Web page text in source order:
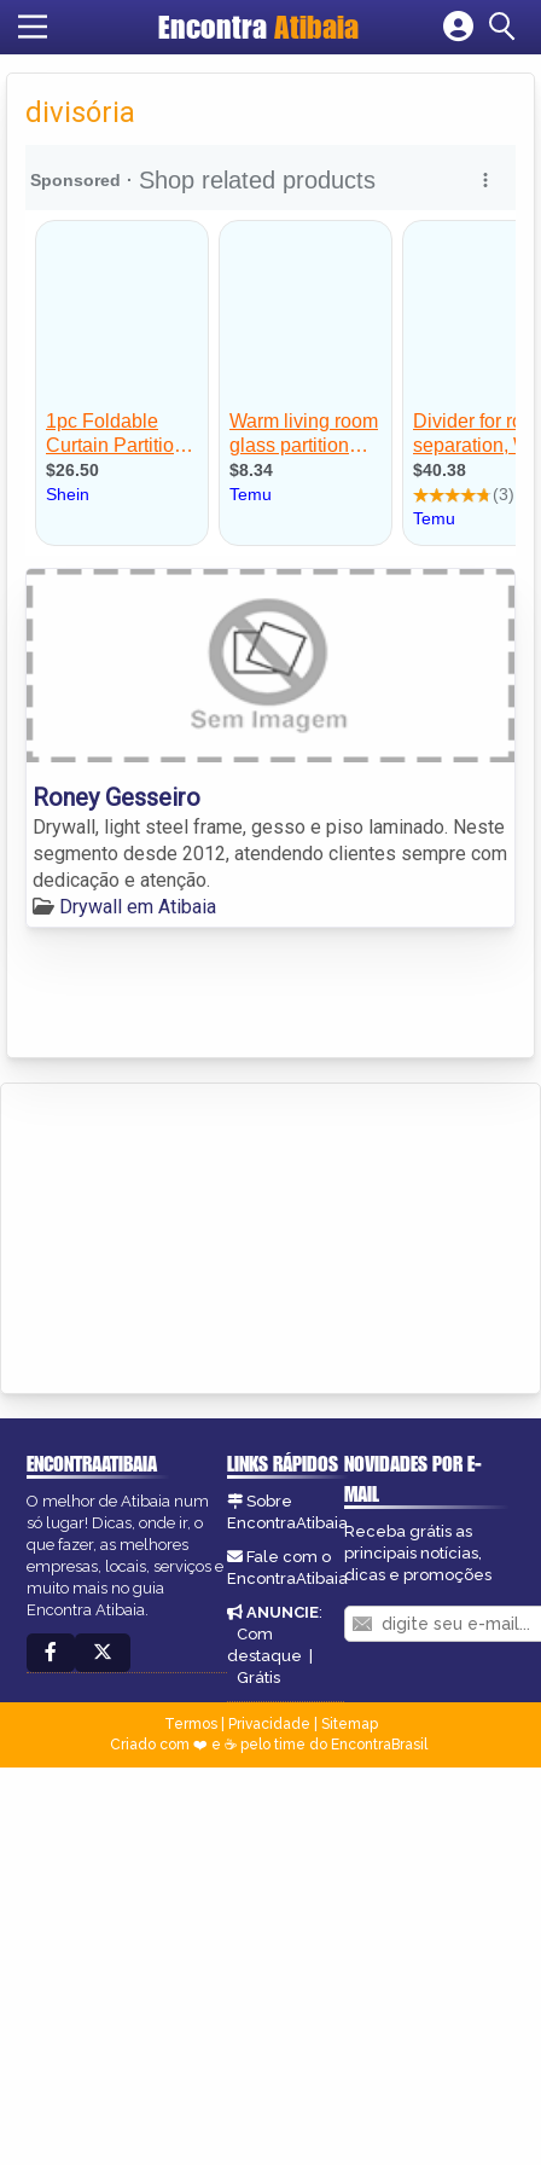
Encontra Atibaia
Cadastrar empresa
divisória
Roney Gesseiro
Drywall, light steel frame, gesso e piso laminado. Neste
segmento desde 2012, atendendo clientes sempre com
dedicação e atenção.
Drywall em Atibaia
ENCONTRAATIBAIA
O melhor de Atibaia num
só lugar! Dicas, onde ir, o
que fazer, as melhores
empresas, locais, serviços e
muito mais no guia
Encontra Atibaia.
LINKS RÁPIDOS
Sobre
EncontraAtibaia
Fale com o
EncontraAtibaia
ANUNCIE:
Com
destaque |
Grátis
NOVIDADES POR E-
MAIL
Receba grátis as
principais notícias,
dicas e promoções
Termos| Privacidade
Sitemap
Criado com ❤️ e ☕ pelo time do EncontraBrasil